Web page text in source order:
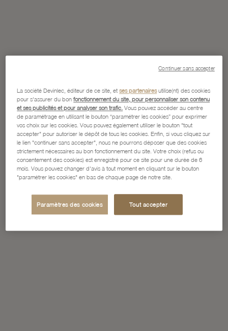
La société Devinlec, éditeur de ce site, etses partenairesutilise(nt) des cookies
pour s'assurer du bonfonctionnement du site, pour personnaliser son contenu
et ses publicités et pour analyser son trafic. Vous pouvez accéder au centre
de paramétrage en utilisant le bouton “paramétrer les cookies” pour exprimer
vos choix sur les cookies. Vous pouvez également utiliser le bouton "tout
accepter" pour autoriser le dépôt de tous les cookies. Enfin, si vous cliquez sur
le lien "continuer sans accepter", nous ne pourrons déposer que des cookies
strictement nécessaires au bon fonctionnement du site. Votre choix (refus ou
consentement des cookies) est enregistré pour ce site pour une durée de 6
mois. Vous pouvez changer d'avis à tout moment en cliquant sur le bouton
"paramétrer les cookies" en bas de chaque page de notre site.
Paramètres des cookies Tout accepter
Continuer sans accepter